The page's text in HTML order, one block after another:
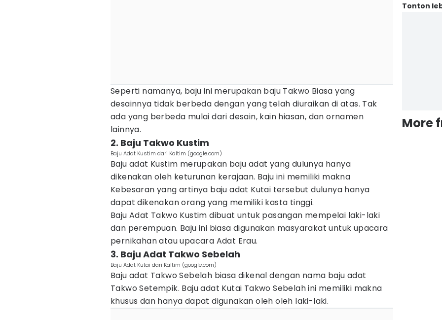
Seperti namanya, baju ini merupakan baju Takwo Biasa yang
desainnya tidak berbeda dengan yang telah diuraikan di atas. Tak
ada yang berbeda mulai dari desain, kain hiasan, dan ornamen
lainnya.
2. Baju Takwo Kustim
Baju Adat Kustim dari Kaltim (google.com)
Baju adat Kustim merupakan baju adat yang dulunya hanya
dikenakan oleh keturunan kerajaan. Baju ini memiliki makna
Kebesaran yang artinya baju adat Kutai tersebut dulunya hanya
dapat dikenakan orang yang memiliki kasta tinggi.
Baju Adat Takwo Kustim dibuat untuk pasangan mempelai laki-laki
dan perempuan. Baju ini biasa digunakan masyarakat untuk upacara
pernikahan atau upacara Adat Erau.
3. Baju Adat Takwo Sebelah
Baju Adat Kutai dari Kaltim (google.com)
Baju adat Takwo Sebelah biasa dikenal dengan nama baju adat
Takwo Setempik. Baju adat Kutai Takwo Sebelah ini memiliki makna
khusus dan hanya dapat digunakan oleh oleh laki-laki.
Tonton
More